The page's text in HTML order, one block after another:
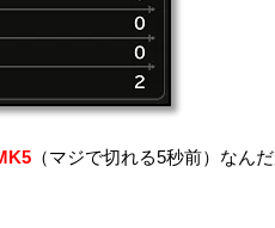
（マジで切れる5秒前）なんだ